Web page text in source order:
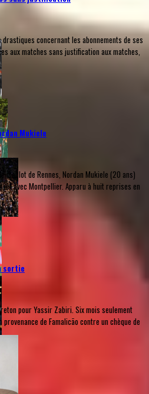
drastiques concernant les abonnements de ses
aux matches sans justification aux matches,
Mukiele
maillot de Rennes, Nordan Mukiele (20 ans)
avec Montpellier. Apparu à huit reprises en
sortie
pour Yassir Zabiri. Six mois seulement
de Famalicão contre un chèque de